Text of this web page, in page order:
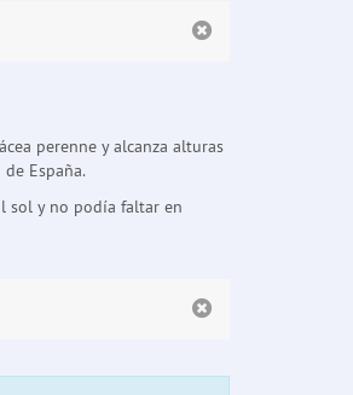
perenne y alcanza alturas
España.
sol y no podía faltar en